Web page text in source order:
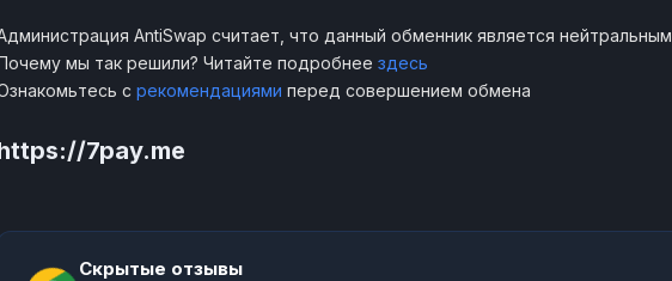
AntiSwap считает, что данный обменник является нейтральным
мы так решили? Читайте подробнее здесь
с рекомендациями перед совершением обмена
7pay.me
Скрытые отзывы